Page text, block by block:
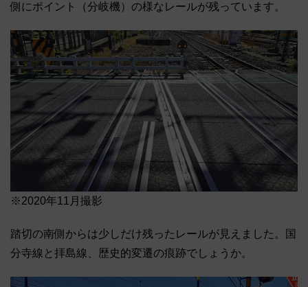
側にポイント（分岐機）の様なレールが残っています。
※2020年11月撮影
踏切の南側からは少しだけ残ったレールが見えました。国
分寺線と拝島線、歴史的変遷の痕跡でしょうか。